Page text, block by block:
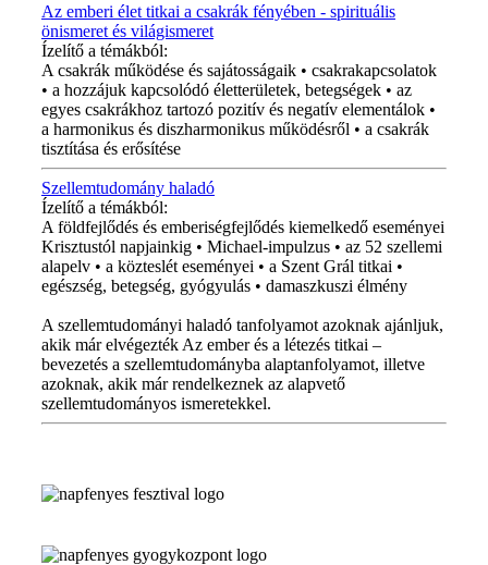
Az emberi élet titkai a csakrák fényében - spirituális
önismeret és világismeret
Ízelítő a témákból:
A csakrák működése és sajátosságaik • csakrakapcsolatok
• a hozzájuk kapcsolódó életterületek, betegségek • az
egyes csakrákhoz tartozó pozitív és negatív elementálok •
a harmonikus és diszharmonikus működésről • a csakrák
tisztítása és erősítése
Szellemtudomány haladó
Ízelítő a témákból:
A földfejlődés és emberiségfejlődés kiemelkedő eseményei
Krisztustól napjainkig • Michael-impulzus • az 52 szellemi
alapelv • a közteslét eseményei • a Szent Grál titkai •
egészség, betegség, gyógyulás • damaszkuszi élmény
A szellemtudományi haladó tanfolyamot azoknak ajánljuk,
akik már elvégezték Az ember és a létezés titkai –
bevezetés a szellemtudományba alaptanfolyamot, illetve
azoknak, akik már rendelkeznek az alapvető
szellemtudományos ismeretekkel.